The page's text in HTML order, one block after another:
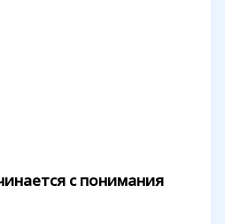
с понимания